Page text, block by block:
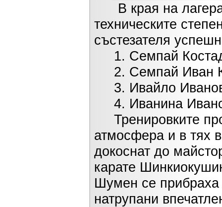
В края на лагера
техническите
състезателя
1. Семпай
2. Семпай Иван
3. Ивайло
4. Иванина
Тренировките
атмосфера и в тях
докоснат до
карате
Шумен се прибраха
натрупани